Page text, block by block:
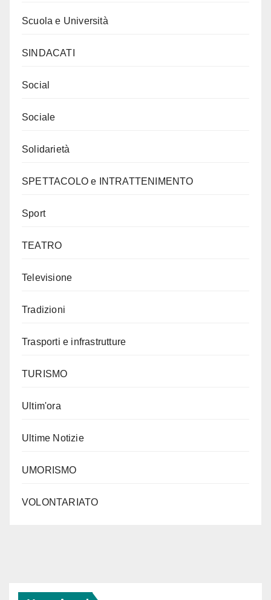
Scuola e Università
SINDACATI
Social
Sociale
Solidarietà
SPETTACOLO e INTRATTENIMENTO
Sport
TEATRO
Televisione
Tradizioni
Trasporti e infrastrutture
TURISMO
Ultim'ora
Ultime Notizie
UMORISMO
VOLONTARIATO